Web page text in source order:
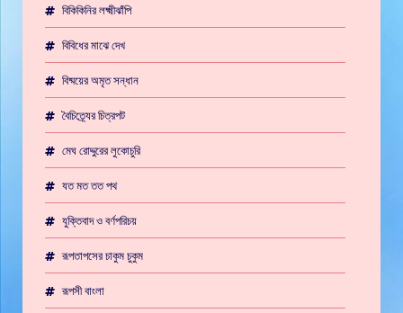
বিকিকিনির লক্ষ্মীঝাঁপি
বিবিধের মাঝে দেখ
বিষ্ময়ের অমৃত সন্ধান
বৈচিত্র্যের চিত্রপট
মেঘ রোদ্দুরের লুকোচুরি
যত মত তত পথ
যুক্তিবাদ ও বর্ণপরিচয়
রূপতাপসের চাকুম চুকুম
রূপসী বাংলা